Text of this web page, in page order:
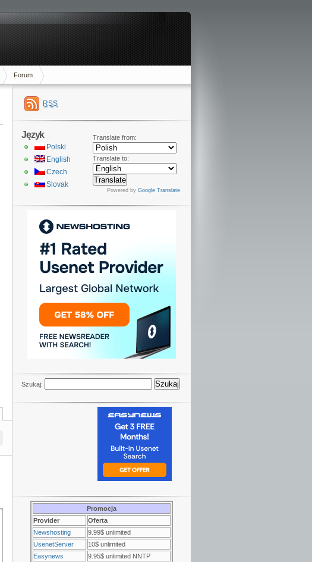
Forum
RSS
Translate from:
Translate to:
Powered by Google Translate.
Język
Polski
English
Czech
Slovak
Szukaj:
Promocja
Provider
Oferta
Newshosting
9.99$ unlimited
UsenetServer
10$ unlimited
Easynews
9.95$ unlimited NNTP